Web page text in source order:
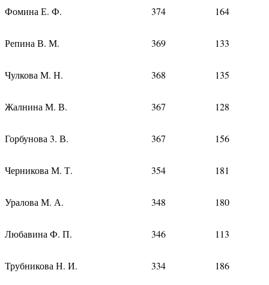
Фомина Е. Ф. 374 164
Репина В. М. 369 133
Чулкова М. Н. 368 135
Жалнина М. В. 367 128
Горбунова 3. В. 367 156
Черникова М. Т. 354 181
Уралова М. А. 348 180
Любавина Ф. П. 346 113
Трубникова Н. И. 334 186